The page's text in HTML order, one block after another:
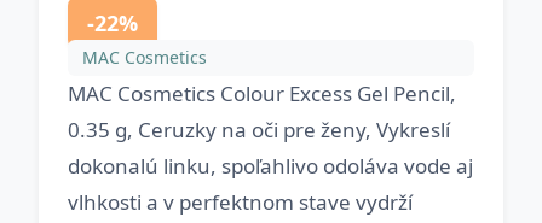
-22%
MAC Cosmetics
MAC Cosmetics Colour Excess Gel Pencil,
0.35 g, Ceruzky na oči pre ženy, Vykreslí
dokonalú linku, spoľahlivo odoláva vode aj
vlhkosti a v perfektnom stave vydrží